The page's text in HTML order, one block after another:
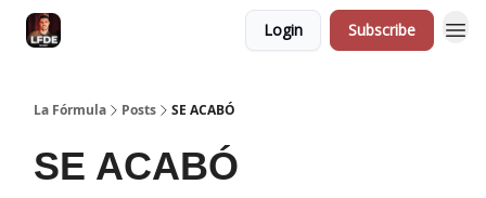
Login Subscribe
La Fórmula Posts SE ACABÓ
SE ACABÓ